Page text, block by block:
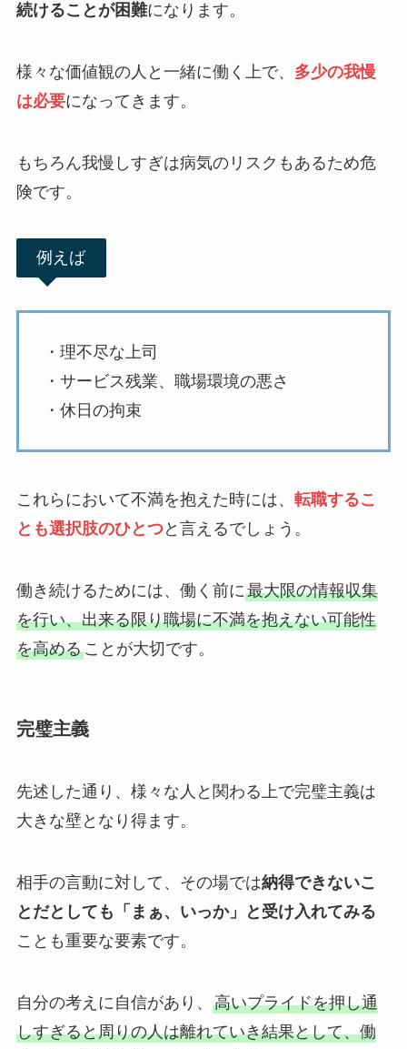
続けることが困難になります。
様々な価値観の人と一緒に働く上で、 多少の我慢
は必要になってきます。
もちろん我慢しすぎは病気のリスクもあるため危
険です。
例えば
・理不尽な上司
・サービス残業、職場環境の悪さ
・休日の拘束
これらにおいて不満を抱えた時には、 転職するこ
とも選択肢のひとつと言えるでしょう。
働き続けるためには、働く前に最大限の情報収集
を行い、出来る限り職場に不満を抱えない可能性
を高めることが大切です。
完璧主義
先述した通り、様々な人と関わる上で完璧主義は
大きな壁となり得ます。
相手の言動に対して、その場では納得できないこ
とだとしても「まぁ、いっか」と受け入れてみる
ことも重要な要素です。
自分の考えに自信があり、 高いプライドを押し通
しすぎると周りの人は離れていき結果として、働